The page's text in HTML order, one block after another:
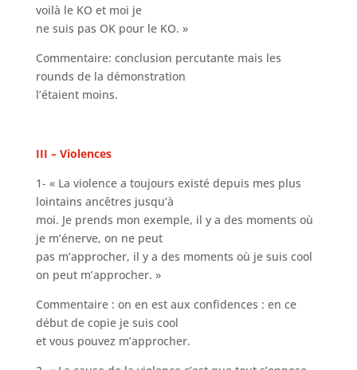
voilà le KO et moi je
ne suis pas OK pour le KO. »
Commentaire: conclusion percutante mais les
rounds de la démonstration
l’étaient moins.
III – Violences
1- « La violence a toujours existé depuis mes plus
lointains ancêtres jusqu’à
moi. Je prends mon exemple, il y a des moments où
je m’énerve, on ne peut
pas m’approcher, il y a des moments où je suis cool
on peut m’approcher. »
Commentaire : on en est aux confidences : en ce
début de copie je suis cool
et vous pouvez m’approcher.